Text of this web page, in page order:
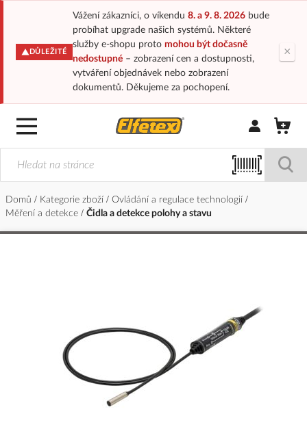
DŮLEŽITÉ
Vážení zákazníci, o víkendu 8. a 9. 8. 2026bude
probíhat upgrade našich systémů. Některé
služby e-shopu proto mohou být dočasně
nedostupné– zobrazení cen a dostupnosti,
vytváření objednávek nebo zobrazení
dokumentů. Děkujeme za pochopení.
×
Přihlásit/
Domů Kategorie zboží
Ovládání a regulace technologií
Měření a detekce
Čidla a detekce polohy a stavu